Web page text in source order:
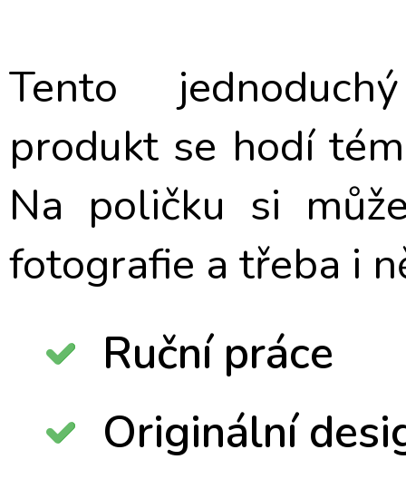
Tento
produkt se hodí
Na poličku si
fotografie a třeba i
Ruční práce
Originální